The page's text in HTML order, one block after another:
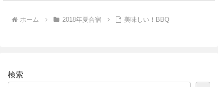
ホーム 2018年夏合宿 美味しい！BBQ
検索